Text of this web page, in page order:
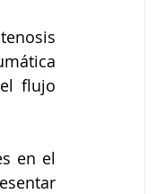
flujo
en el